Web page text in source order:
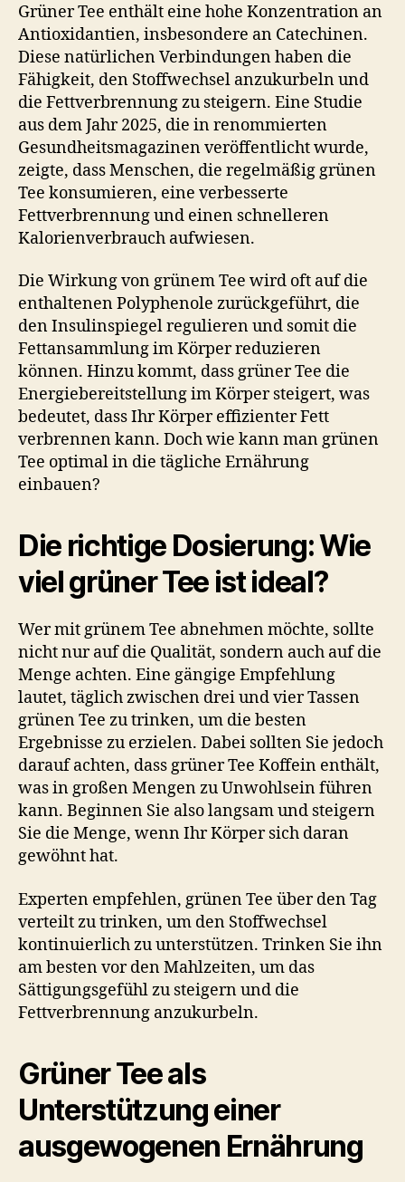
Grüner Tee enthält eine hohe Konzentration an
Antioxidantien, insbesondere an Catechinen.
Diese natürlichen Verbindungen haben die
Fähigkeit, den Stoffwechsel anzukurbeln und
die Fettverbrennung zu steigern. Eine Studie
aus dem Jahr 2025, die in renommierten
Gesundheitsmagazinen veröffentlicht wurde,
zeigte, dass Menschen, die regelmäßig grünen
Tee konsumieren, eine verbesserte
Fettverbrennung und einen schnelleren
Kalorienverbrauch aufwiesen.
Die Wirkung von grünem Tee wird oft auf die
enthaltenen Polyphenole zurückgeführt, die
den Insulinspiegel regulieren und somit die
Fettansammlung im Körper reduzieren
können. Hinzu kommt, dass grüner Tee die
Energiebereitstellung im Körper steigert, was
bedeutet, dass Ihr Körper effizienter Fett
verbrennen kann. Doch wie kann man grünen
Tee optimal in die tägliche Ernährung
einbauen?
Die richtige Dosierung: Wie
viel grüner Tee ist ideal?
Wer mit grünem Tee abnehmen möchte, sollte
nicht nur auf die Qualität, sondern auch auf die
Menge achten. Eine gängige Empfehlung
lautet, täglich zwischen drei und vier Tassen
grünen Tee zu trinken, um die besten
Ergebnisse zu erzielen. Dabei sollten Sie jedoch
darauf achten, dass grüner Tee Koffein enthält,
was in großen Mengen zu Unwohlsein führen
kann. Beginnen Sie also langsam und steigern
Sie die Menge, wenn Ihr Körper sich daran
gewöhnt hat.
Experten empfehlen, grünen Tee über den Tag
verteilt zu trinken, um den Stoffwechsel
kontinuierlich zu unterstützen. Trinken Sie ihn
am besten vor den Mahlzeiten, um das
Sättigungsgefühl zu steigern und die
Fettverbrennung anzukurbeln.
Grüner Tee als
Unterstützung einer
ausgewogenen Ernährung